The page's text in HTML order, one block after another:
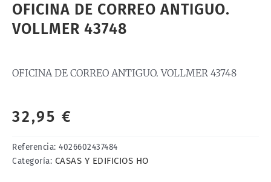
OFICINA DE CORREO ANTIGUO.
VOLLMER 43748
OFICINA DE CORREO ANTIGUO. VOLLMER 43748
32,95 €
Referencia: 4026602437484
Categoría: CASAS Y EDIFICIOS HO